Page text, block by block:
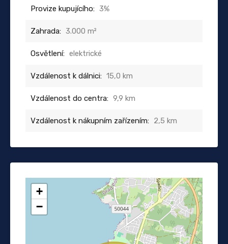
Provize kupujícího: 3%
Zahrada: 3.000 m²
Osvětlení: elektrické
Vzdálenost k dálnici: 15,0 km
Vzdálenost do centra: 9,9 km
Vzdálenost k nákupním zařízením: 2,5 km
+
−